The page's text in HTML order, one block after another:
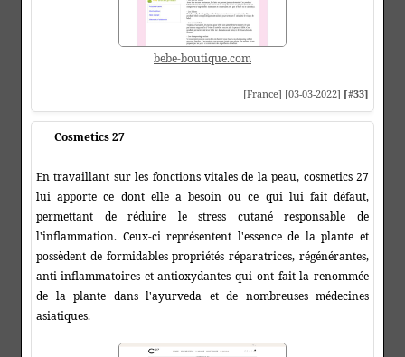
bebe-boutique.com
[France] [03-03-2022] [#33]
Cosmetics 27
En travaillant sur les fonctions vitales de la peau, cosmetics 27
lui apporte ce dont elle a besoin ou ce qui lui fait défaut,
permettant de réduire le stress cutané responsable de
l'inflammation. Ceux-ci représentent l'essence de la plante et
possèdent de formidables propriétés réparatrices, régénérantes,
anti-inflammatoires et antioxydantes qui ont fait la renommée
de la plante dans l'ayurveda et de nombreuses médecines
asiatiques.